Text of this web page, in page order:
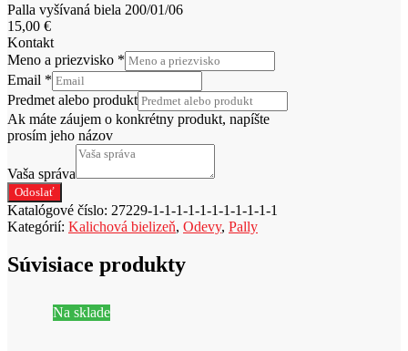
Palla vyšívaná biela 200/01/06
15,00 €
Kontakt
Meno a priezvisko *
Email *
Predmet alebo produkt
Ak máte záujem o konkrétny produkt, napíšte
prosím jeho názov
Vaša správa
Odoslať
Katalógové číslo: 27229-1-1-1-1-1-1-1-1-1-1-1
Kategórií: Kalichová bielizeň, Odevy, Pally
Súvisiace produkty
Na sklade